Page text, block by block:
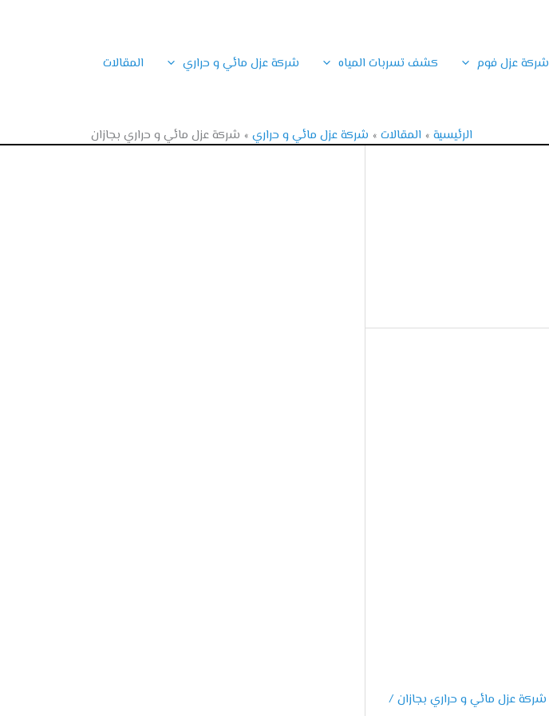
شركة عزل فوم كشف تسربات المياه شركة عزل مائي و حراري المقالات
الرئيسية المقالات شركة عزل مائي و حراري شركة عزل مائي و حراري بجازان
شركة عزل مائي و حراري بجازان /